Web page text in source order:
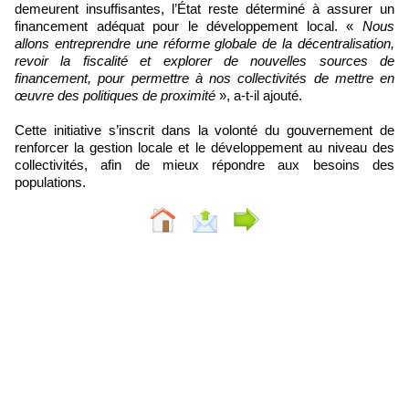
demeurent insuffisantes, l’État reste déterminé à assurer un
financement adéquat pour le développement local. « Nous
allons entreprendre une réforme globale de la décentralisation,
revoir la fiscalité et explorer de nouvelles sources de
financement, pour permettre à nos collectivités de mettre en
œuvre des politiques de proximité », a-t-il ajouté.
Cette initiative s’inscrit dans la volonté du gouvernement de
renforcer la gestion locale et le développement au niveau des
collectivités, afin de mieux répondre aux besoins des
populations.